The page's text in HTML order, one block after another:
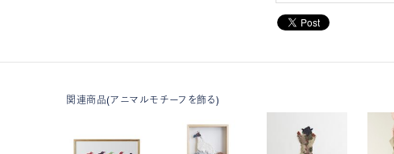
関連商品(アニマルモチーフを飾る)